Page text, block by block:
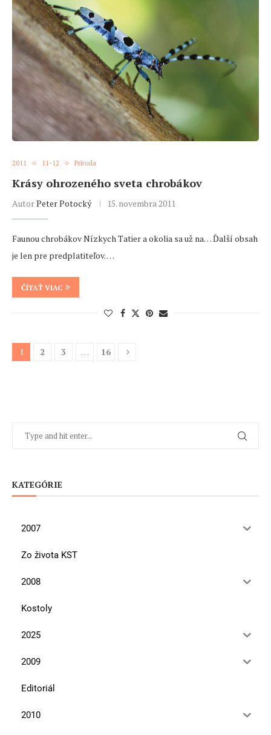
2011 11-12 Príroda
Krásy ohrozeného sveta chrobákov
AutorPeter Potocký 15. novembra 2011
Faunou chrobákov Nízkych Tatier a okolia sa už na… Ďalší obsah
je len pre predplatiteľov. …
ČÍTAŤ VIAC
1 2 3 … 16
KATEGÓRIE
2007
Zo života KST
2008
Kostoly
2025
2009
Editoriál
2010